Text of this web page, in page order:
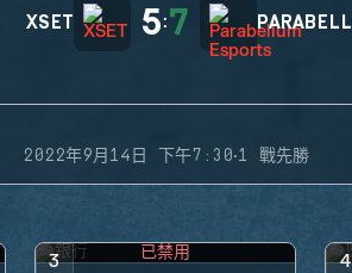
XSET 5:7
2022年9月14日 下午7:30·1 戰先勝
3 已禁用 4